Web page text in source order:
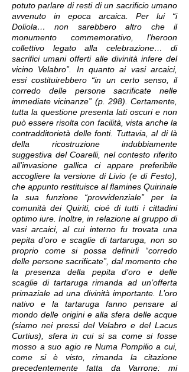
potuto parlare di resti di un sacrificio umano
avvenuto in epoca arcaica. Per lui “i
Doliola… non sarebbero altro che il
monumento commemorativo, l’heroon
collettivo legato alla celebrazione… di
sacrifici umani offerti alle divinità infere del
vicino Velabro”. In quanto ai vasi arcaici,
essi costituirebbero “in un certo senso, il
corredo delle persone sacrificate nelle
immediate vicinanze” (p. 298). Certamente,
tutta la questione presenta lati oscuri e non
può essere risolta con facilità, vista anche la
contradditorietà delle fonti. Tuttavia, al di là
della ricostruzione indubbiamente
suggestiva del Coarelli, nel contesto riferito
all’invasione gallica ci appare preferibile
accogliere la versione di Livio (e di Festo),
che appunto restituisce al flamines Quirinale
la sua funzione “provvidenziale” per la
comunità dei Quiriti, cioé di tutti i cittadini
optimo iure. Inoltre, in relazione al gruppo di
vasi arcaici, al cui interno fu trovata una
pepita d’oro e scaglie di tartaruga, non so
proprio come si possa definirli “corredo
delle persone sacrificate”, dal momento che
la presenza della pepita d’oro e delle
scaglie di tartaruga rimanda ad un’offerta
primaziale ad una divinità importante. L’oro
nativo e la tartaruga fanno pensare al
mondo delle origini e alla sfera delle acque
(siamo nei pressi del Velabro e del Lacus
Curtius), sfera in cui si sa come si fosse
mosso a suo agio re Numa Pompilio a cui,
come si è visto, rimanda la citazione
precedentemente fatta da Varrone: mi